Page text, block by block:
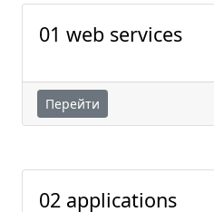
01 web services
Перейти
02 applications